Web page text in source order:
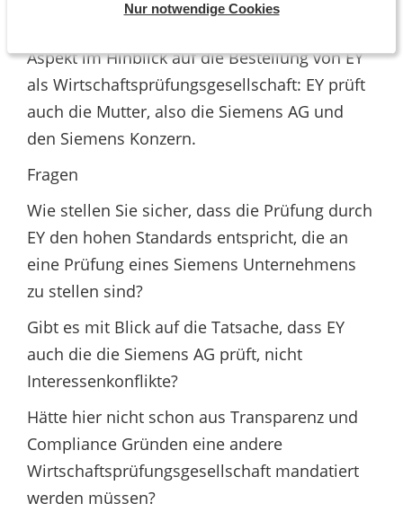
Nur notwendige Cookies
Aspekt im Hinblick auf die Bestellung von EY
als Wirtschaftsprüfungsgesellschaft: EY prüft
auch die Mutter, also die Siemens AG und
den Siemens Konzern.
Fragen
Wie stellen Sie sicher, dass die Prüfung durch
EY den hohen Standards entspricht, die an
eine Prüfung eines Siemens Unternehmens
zu stellen sind?
Gibt es mit Blick auf die Tatsache, dass EY
auch die die Siemens AG prüft, nicht
Interessenkonflikte?
Hätte hier nicht schon aus Transparenz und
Compliance Gründen eine andere
Wirtschaftsprüfungsgesellschaft mandatiert
werden müssen?